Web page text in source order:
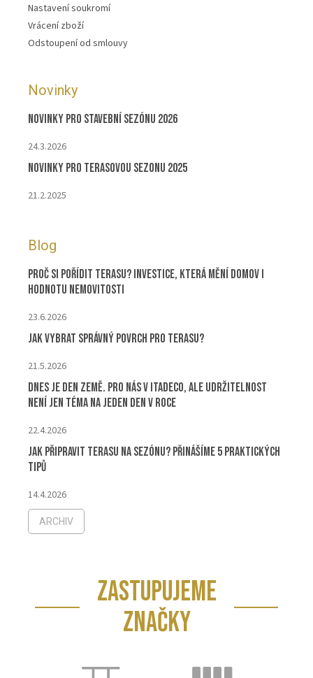
Nastavení soukromí
Vrácení zboží
Odstoupení od smlouvy
Novinky
Novinky pro stavební sezónu 2026
24.3.2026
Novinky pro terasovou sezonu 2025
21.2.2025
Blog
Proč si pořídit terasu? Investice, která mění domov i
hodnotu nemovitosti
23.6.2026
Jak vybrat správný povrch pro terasu?
21.5.2026
Dnes je Den Země. Pro nás v ITADECO, ale udržitelnost
není jen téma na jeden den v roce
22.4.2026
Jak připravit terasu na sezónu? Přinášíme 5 praktických
tipů
14.4.2026
ARCHIV
ZASTUPUJEME
ZNAČKY